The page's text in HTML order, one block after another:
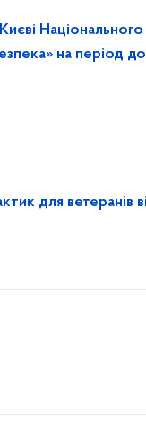
на період
для ветеранів